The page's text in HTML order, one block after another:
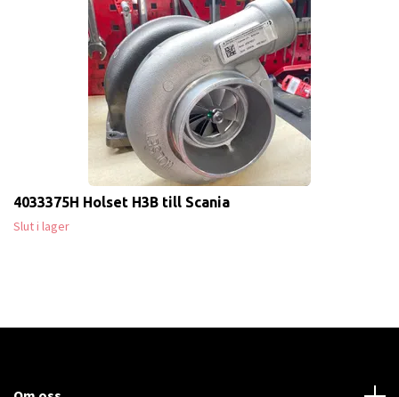
4033375H Holset H3B till Scania
Slut i lager